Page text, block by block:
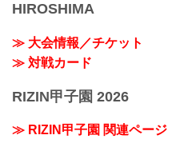
HIROSHIMA
≫ 大会情報／チケット
≫ 対戦カード
RIZIN甲子園 2026
≫ RIZIN甲子園 関連ページ